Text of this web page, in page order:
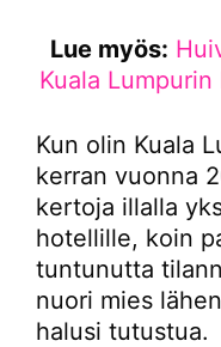
Lue myös:
Kuala
Kun olin Kuala
kerran vuonna
kertoja illalla
hotellille, koin
tuntunutta
nuori mies
halusi tutustua.